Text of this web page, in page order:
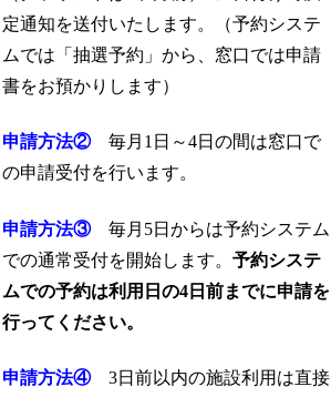
定通知を送付いたします。（予約システ
ムでは「抽選予約」から、窓口では申請
書をお預かりします）
申請方法②毎月1日～4日の間は窓口で
の申請受付を行います。
申請方法③毎月5日からは予約システム
での通常受付を開始します。予約システ
ムでの予約は利用日の4日前までに申請を
行ってください。
申請方法④3日前以内の施設利用は直接